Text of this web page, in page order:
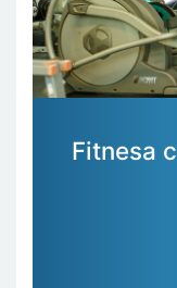
Fitnesa